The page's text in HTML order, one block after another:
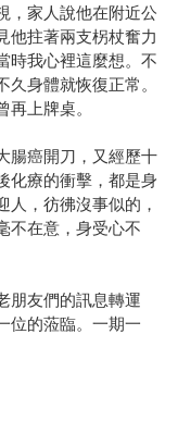
，家人說他在附近公
他拄著兩支柺杖奮力
時我心裡這麼想。不
身體就恢復正常。
上牌桌。
腸癌開刀，又經歷十
化療的衝擊，都是身
人，彷彿沒事似的，
不在意，身受心不
朋友們的訊息轉運
位的蒞臨。一期一